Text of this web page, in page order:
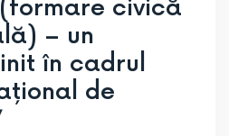
civică
– un
în cadrul
de